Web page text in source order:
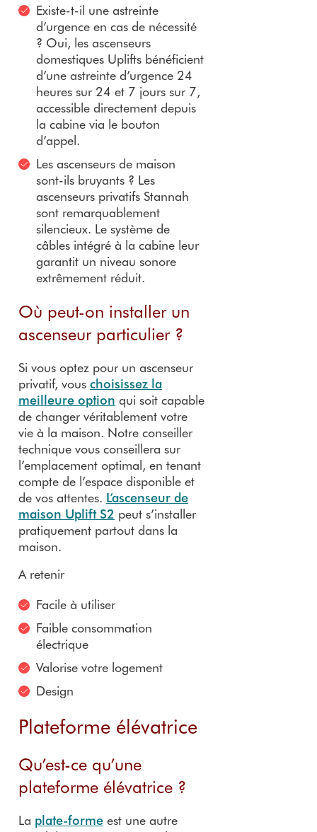
Existe-t-il une astreinte
d’urgence en cas de nécessité
? Oui, les ascenseurs
domestiques Uplifts bénéficient
d’une astreinte d’urgence 24
heures sur 24 et 7 jours sur 7,
accessible directement depuis
la cabine via le bouton
d’appel.
Les ascenseurs de maison
sont-ils bruyants ? Les
ascenseurs privatifs Stannah
sont remarquablement
silencieux. Le système de
câbles intégré à la cabine leur
garantit un niveau sonore
extrêmement réduit.
Où peut-on installer un
ascenseur particulier ?
Si vous optez pour un ascenseur
privatif, vous choisissez la
meilleure option qui soit capable
de changer véritablement votre
vie à la maison. Notre conseiller
technique vous conseillera sur
l’emplacement optimal, en tenant
compte de l’espace disponible et
de vos attentes. L’ascenseur de
maison Uplift S2 peut s’installer
pratiquement partout dans la
maison.
A retenir
Facile à utiliser
Faible consommation
électrique
Valorise votre logement
Design
Plateforme élévatrice
Qu’est-ce qu’une
plateforme élévatrice ?
La plate-forme est une autre